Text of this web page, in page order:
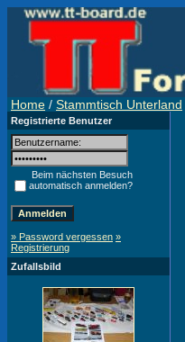
Home / Stammtisch Unterland
Registrierte Benutzer
Beim nächsten Besuch
automatisch anmelden?
» Password vergessen »
Registrierung
Zufallsbild